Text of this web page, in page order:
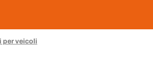
per veicoli